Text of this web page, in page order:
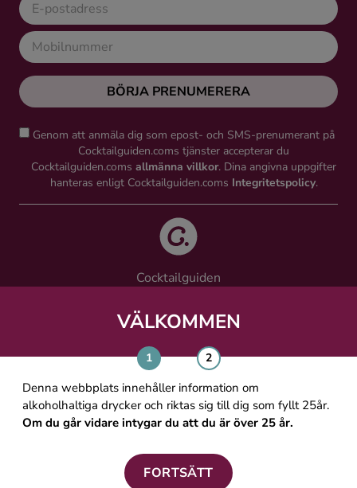
VÄLKOMMEN
Denna webbplats innehåller information om
alkoholhaltiga drycker och riktas sig till dig som fyllt 25år.
Om du går vidare intygar du att du är över 25 år.
FORTSÄTT
BÖRJA PRENUMERERA
Genom att anmäla dig som epost- och SMS-prenumerant på
Cocktailguiden.coms tjänster accepterar du
Cocktailguiden.coms allmänna villkor. Dina angivna uppgifter
hanteras enligt Cocktailguiden.coms Integritetspolicy.
Cocktailguiden
Västra Järnvägsgatan 21, 111 64 Stockholm
ALLMÄNNA VILLKOR
PERSONUPPGIFTSPOLICY